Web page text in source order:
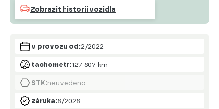
Zobrazit historii vozidla
v provozu od:2/2022
tachometr:127 807 km
STK:neuvedeno
záruka:8/2028